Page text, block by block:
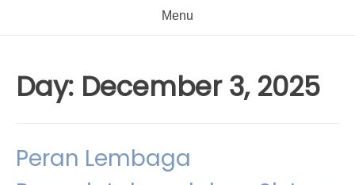
Menu
Day: December 3, 2025
Peran Lembaga